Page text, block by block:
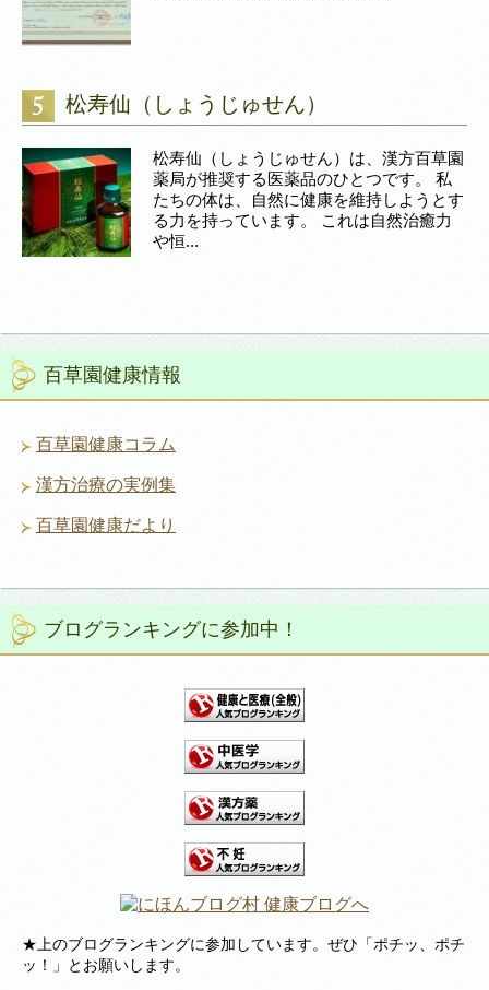
松寿仙（しょうじゅせん）
松寿仙（しょうじゅせん）は、漢方百草園
薬局が推奨する医薬品のひとつです。 私
たちの体は、自然に健康を維持しようとす
る力を持っています。 これは自然治癒力
や恒...
百草園健康情報
百草園健康コラム
漢方治療の実例集
百草園健康だより
ブログランキングに参加中！
★上のブログランキングに参加しています。ぜひ「ポチッ、ポチ
ッ！」とお願いします。